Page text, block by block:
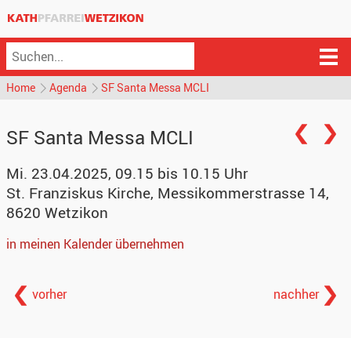
Home Agenda SF Santa Messa MCLI
SF Santa Messa MCLI
Mi. 23.04.2025, 09.15 bis 10.15 Uhr
St. Franziskus Kirche, Messikommerstrasse 14,
8620 Wetzikon
in meinen Kalender übernehmen
vorher nachher